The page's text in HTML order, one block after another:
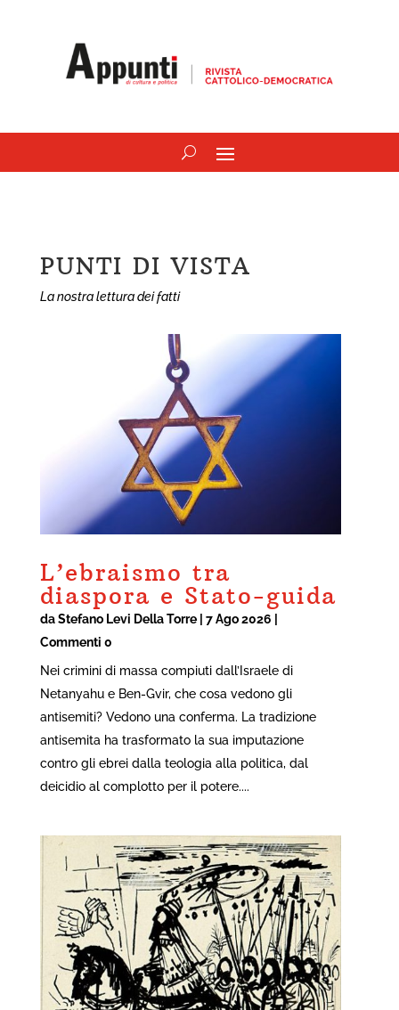
PUNTI DI VISTA
La nostra lettura dei fatti
L’ebraismo tra
diaspora e Stato-guida
daStefano Levi Della Torre| 7 Ago 2026
Commenti 0
Nei crimini di massa compiuti dall’Israele di
Netanyahu e Ben-Gvir, che cosa vedono gli
antisemiti? Vedono una conferma. La tradizione
antisemita ha trasformato la sua imputazione
contro gli ebrei dalla teologia alla politica, dal
deicidio al complotto per il potere....